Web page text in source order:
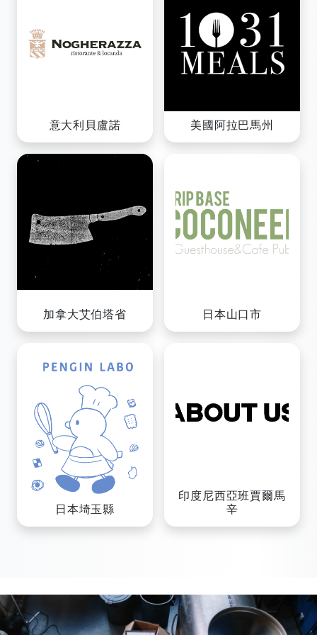
意大利貝盧諾 美國阿拉巴馬州
加拿大艾伯塔省 日本山口市
日本埼玉縣
印度尼西亞班賈爾馬
辛